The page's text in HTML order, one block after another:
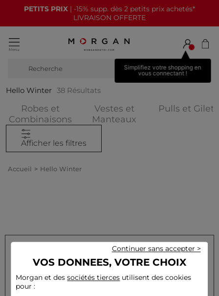
PETITS PRIX | -15% supp. dès 2 petits prix achetés*
LIVRAISON OFFERTE
Simplifiez votre shopping en
vous connectant !
Recherche
Hello Winter 38 Résultats
Robes et
Combinaisons Affiner par CATEGORIES :
Vestes et
Manteaux
Pulls et Gilets
Afficher les filtres
Accueil Hello Winter
Inscrivez-vous à notre newsletter et recevez nos offres
VOS DONNEES, VOTRE CHOIX
Morgan et dessociétés tierces utilisent des cookies
pour :
Continuer sans accepter >